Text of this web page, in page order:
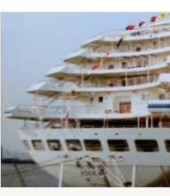
2026年5月
2026年2月
2025年11月
2025年8月
ートや音楽番組で、
た動画のことを指す